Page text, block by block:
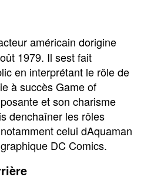
américain dorigine
1979. Il sest fait
en interprétant le rôle de
à succès Game of
et son charisme
denchaîner les rôles
celui dAquaman
DC Comics.